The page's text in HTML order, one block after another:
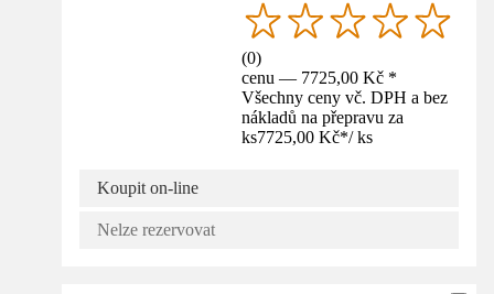
(0)
cenu — 7725,00 Kč *
Všechny ceny vč. DPH a bez
nákladů na přepravu za
ks7725,00 Kč*/ ks
Koupit on-line
Nelze rezervovat